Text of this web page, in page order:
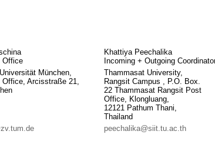
Office
Khattiya Peechalika
Incoming + Outgoing
München,
Office, Arcisstraße 21,
Thammasat University,
Rangsit Campus , P.O. Box.
22 Thammasat Rangsit Post
Office, Klongluang,
12121 Pathum Thani,
Thailand
peechalika@siit.tu.ac.th